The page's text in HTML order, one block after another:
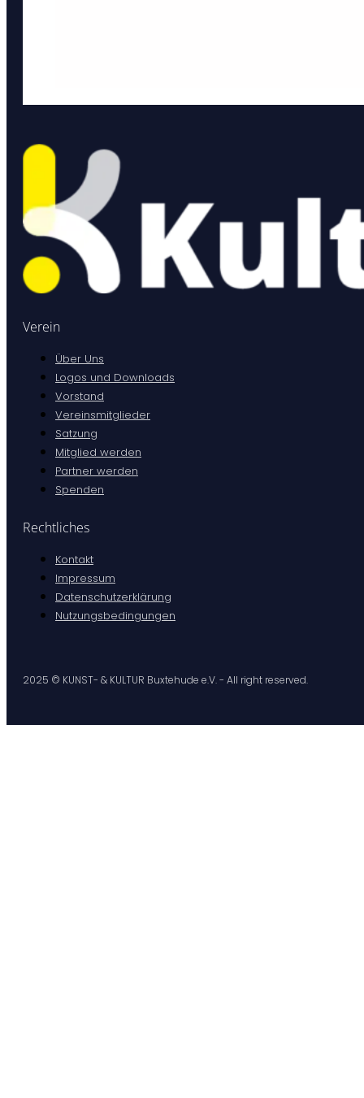
Verein
Über Uns
Logos und Downloads
Vorstand
Vereinsmitglieder
Satzung
Mitglied werden
Partner werden
Spenden
Rechtliches
Kontakt
Impressum
Datenschutzerklärung
Nutzungsbedingungen
2025 © KUNST- & KULTUR Buxtehude e.V. - All right reserved.